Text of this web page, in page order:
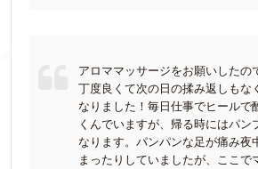
アロママッサージをお願いしたの
丁度良くて次の日の揉み返しもな
なりました！毎日仕事でヒールで
くんでいますが、帰る時にはパン
なります。パンパンな足が痛み夜
まったりしていましたが、ここで